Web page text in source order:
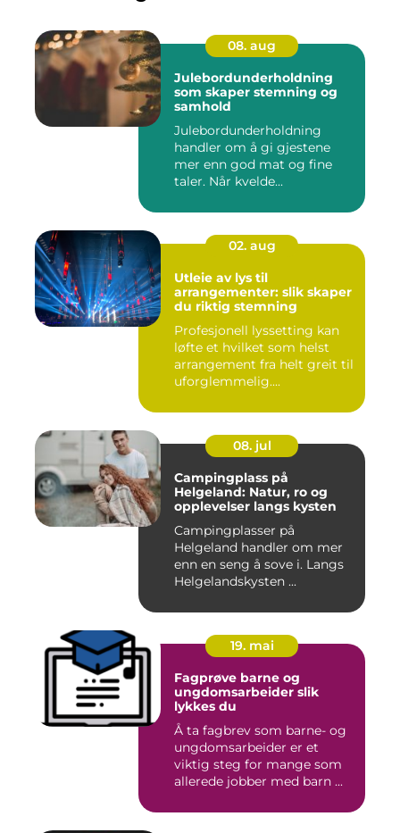
08. aug
Julebordunderholdning
som skaper stemning og
samhold
Julebordunderholdning
handler om å gi gjestene
mer enn god mat og fine
taler. Når kvelde...
02. aug
Utleie av lys til
arrangementer: slik skaper
du riktig stemning
Profesjonell lyssetting kan
løfte et hvilket som helst
arrangement fra helt greit til
uforglemmelig....
08. jul
Campingplass på
Helgeland: Natur, ro og
opplevelser langs kysten
Campingplasser på
Helgeland handler om mer
enn en seng å sove i. Langs
Helgelandskysten ...
19. mai
Fagprøve barne og
ungdomsarbeider slik
lykkes du
Å ta fagbrev som barne- og
ungdomsarbeider er et
viktig steg for mange som
allerede jobber med barn ...